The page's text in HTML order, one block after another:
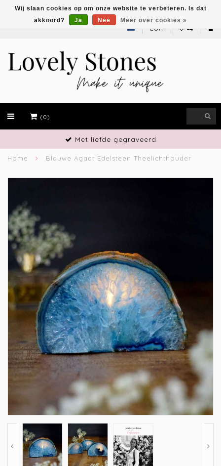
EUR
(0)
Vakmanschap
Home Blauwe Agaat Edelsteen Theelichthouder
Wij slaan cookies op om onze website te verbeteren. Is dat
akkoord?
Ja Nee Meer over cookies »